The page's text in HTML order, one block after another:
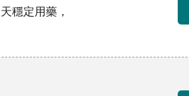
穩定用藥，